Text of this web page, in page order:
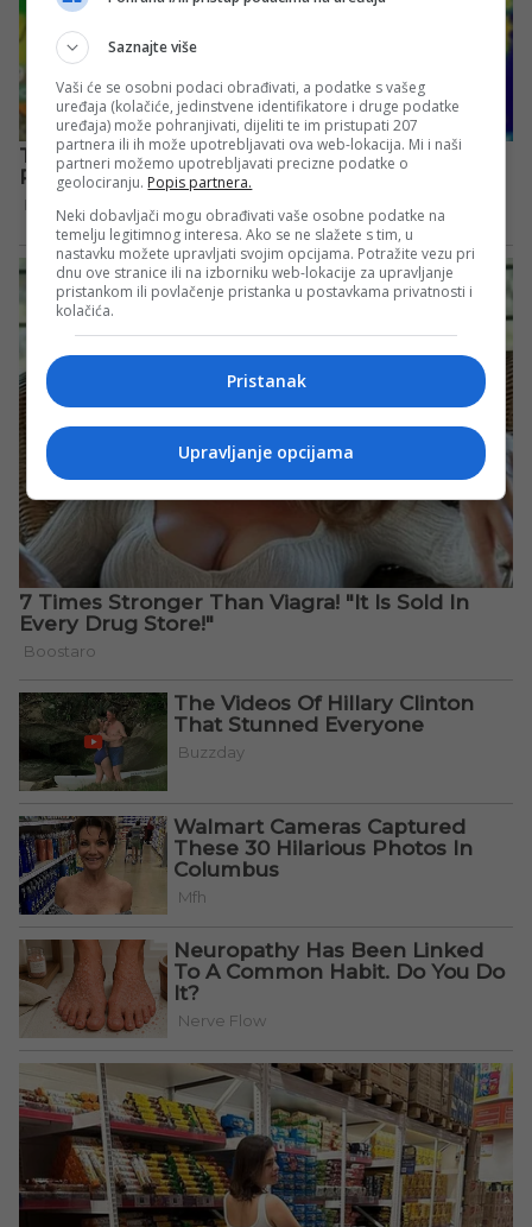
Saznajte više
Vaši će se osobni podaci obrađivati, a podatke s vašeg
uređaja (kolačiće, jedinstvene identifikatore i druge podatke
uređaja) može pohranjivati, dijeliti te im pristupati 207
partnera ili ih može upotrebljavati ova web-lokacija. Mi i naši
partneri možemo upotrebljavati precizne podatke o
geolociranju. Popis partnera.
Neki dobavljači mogu obrađivati vaše osobne podatke na
temelju legitimnog interesa. Ako se ne slažete s tim, u
nastavku možete upravljati svojim opcijama. Potražite vezu pri
dnu ove stranice ili na izborniku web-lokacije za upravljanje
pristankom ili povlačenje pristanka u postavkama privatnosti i
kolačića.
Pristanak
Upravljanje opcijama